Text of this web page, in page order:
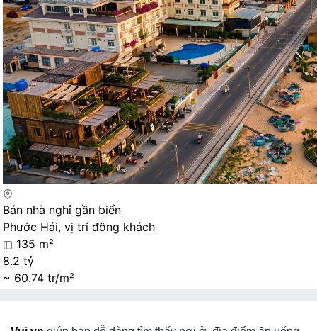
Bán nhà nghỉ gần biển
Phước Hải, vị trí đông khách
135 m²
8.2 tỷ
~ 60.74 tr/m²